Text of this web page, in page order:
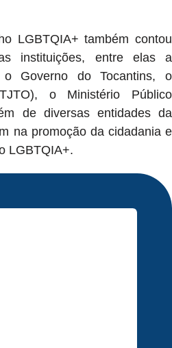
LGBTQIA+ também contou
instituições, entre elas a
Governo do Tocantins, o
o Ministério Público
de diversas entidades da
na promoção da cidadania e
LGBTQIA+.